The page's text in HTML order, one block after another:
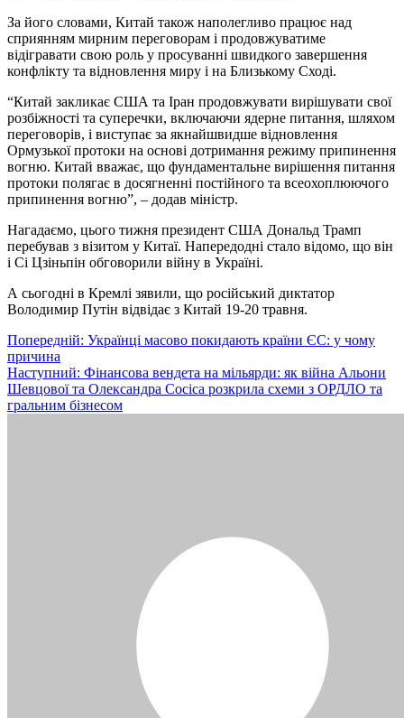
За його словами, Китай також наполегливо працює над
сприянням мирним переговорам і продовжуватиме
відігравати свою роль у просуванні швидкого завершення
конфлікту та відновлення миру і на Близькому Сході.
“Китай закликає США та Іран продовжувати вирішувати свої
розбіжності та суперечки, включаючи ядерне питання, шляхом
переговорів, і виступає за якнайшвидше відновлення
Ормузької протоки на основі дотримання режиму припинення
вогню. Китай вважає, що фундаментальне вирішення питання
протоки полягає в досягненні постійного та всеохоплюючого
припинення вогню”, – додав міністр.
Нагадаємо, цього тижня президент США Дональд Трамп
перебував з візитом у Китаї. Напередодні стало відомо, що він
і Сі Цзіньпін обговорили війну в Україні.
А сьогодні в Кремлі зявили, що російський диктатор
Володимир Путін відвідає з Китай 19-20 травня.
Навігація
записів
Попередній: Українці масово покидають країни ЄС: у чому
причина
Наступний: Фінансова вендета на мільярди: як війна Альони
Шевцової та Олександра Сосіса розкрила схеми з ОРДЛО та
гральним бізнесом